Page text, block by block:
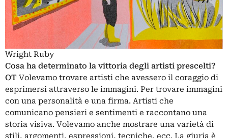
Wright Ruby
Cosa ha determinato la vittoria degli artisti prescelti?
OT Volevamo trovare artisti che avessero il coraggio di
esprimersi attraverso le immagini. Per trovare immagini
con una personalità e una firma. Artisti che
comunicano pensieri e sentimenti e raccontano una
storia visiva. Volevamo anche mostrare una varietà di
stili, argomenti, espressioni, tecniche, ecc. La giuria è